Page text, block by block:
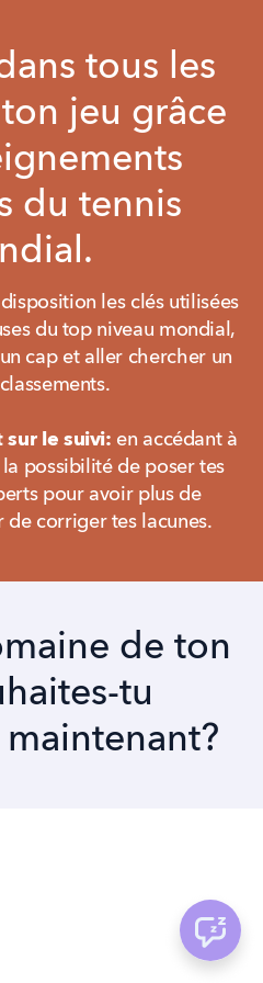
tous les
jeu grâce
du tennis
les clés utilisées
du top niveau mondial,
cap et aller chercher un
sur le suivi: en accédant à
la possibilité de poser tes
pour avoir plus de
de corriger tes lacunes.
de ton
tu